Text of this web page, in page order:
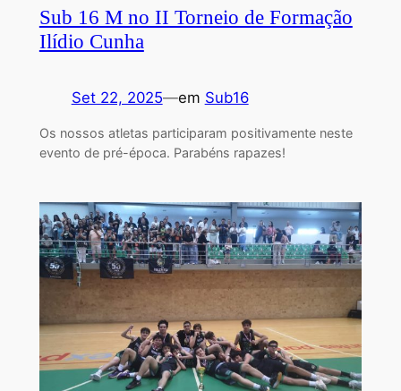
Sub 16 M no II Torneio de Formação
Ilídio Cunha
Set 22, 2025—em Sub16
Os nossos atletas participaram positivamente neste
evento de pré-época. Parabéns rapazes!